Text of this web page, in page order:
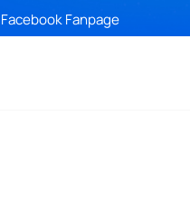
Facebook Fanpage
Youtube Chanel